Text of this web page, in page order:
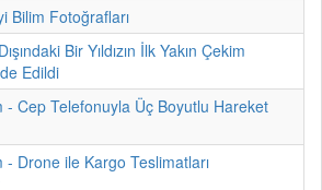
Bilim Fotoğrafları
Bir Yıldızın İlk Yakın Çekim
Edildi
- Cep Telefonuyla Üç Boyutlu Hareket
- Drone ile Kargo Teslimatları